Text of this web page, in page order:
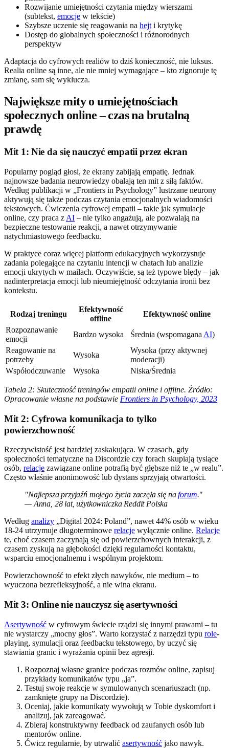
Rozwijanie umiejętności czytania między wierszami
(subtekst, emocje w tekście)
Szybsze uczenie się reagowania na hejt i krytykę
Dostęp do globalnych społeczności i różnorodnych
perspektyw
Adaptacja do cyfrowych realiów to dziś konieczność, nie luksus.
Realia online są inne, ale nie mniej wymagające – kto zignoruje tę
zmianę, sam się wyklucza.
Największe mity o umiejętnościach
społecznych online – czas na brutalną
prawdę
Mit 1: Nie da się nauczyć empatii przez ekran
Popularny pogląd głosi, że ekrany zabijają empatię. Jednak
najnowsze badania neurowiedzy obalają ten mit z siłą faktów.
Według publikacji w „Frontiers in Psychology” lustrzane neurony
aktywują się także podczas czytania emocjonalnych wiadomości
tekstowych. Ćwiczenia cyfrowej empatii – takie jak symulacje
online, czy praca z AI – nie tylko angażują, ale pozwalają na
bezpieczne testowanie reakcji, a nawet otrzymywanie
natychmiastowego feedbacku.
W praktyce coraz więcej platform edukacyjnych wykorzystuje
zadania polegające na czytaniu intencji w chatach lub analizie
emocji ukrytych w mailach. Oczywiście, są też typowe błędy – jak
nadinterpretacja emocji lub nieumiejętność odczytania ironii bez
kontekstu.
Rodzaj treningu
Efektywność
offline
Efektywność online
Rozpoznawanie
emocji
Bardzo wysoka Średnia (wspomagana AI)
Reagowanie na
potrzeby
Wysoka
Wysoka (przy aktywnej
moderacji)
Współodczuwanie
Wysoka Niska/Średnia
Tabela 2: Skuteczność treningów empatii online i offline. Źródło:
Opracowanie własne na podstawie Frontiers in Psychology, 2023
Mit 2: Cyfrowa komunikacja to tylko
powierzchowność
Rzeczywistość jest bardziej zaskakująca. W czasach, gdy
społeczności tematyczne na Discordzie czy forach skupiają tysiące
osób, relacje zawiązane online potrafią być głębsze niż te „w realu”.
Często właśnie anonimowość lub dystans sprzyjają otwartości.
"Najlepsza przyjaźń mojego życia zaczęła się naforum."
— Anna, 28 lat, użytkowniczka Reddit Polska
Według analizy „Digital 2024: Poland”, nawet 44% osób w wieku
18-24 utrzymuje długoterminowe relacje wyłącznie online. Relacje
te, choć czasem zaczynają się od powierzchownych interakcji, z
czasem zyskują na głębokości dzięki regularności kontaktu,
wsparciu emocjonalnemu i wspólnym projektom.
Powierzchowność to efekt złych nawyków, nie medium – to
wyuczona bezrefleksyjność, a nie wina ekranu.
Mit 3: Online nie nauczysz się asertywności
Asertywność w cyfrowym świecie rządzi się innymi prawami – tu
nie wystarczy „mocny głos”. Warto korzystać z narzędzi typu role-
playing, symulacji oraz feedbacku tekstowego, by uczyć się
stawiania granic i wyrażania opinii bez agresji.
Rozpoznaj własne granice podczas rozmów online, zapisuj
przykłady komunikatów typu „ja”.
Testuj swoje reakcje w symulowanych scenariuszach (np.
zamknięte grupy na Discordzie).
Oceniaj, jakie komunikaty wywołują w Tobie dyskomfort i
analizuj, jak zareagować.
Zbieraj konstruktywny feedback od zaufanych osób lub
mentorów online.
Ćwicz regularnie, by utrwalić asertywność jako nawyk.